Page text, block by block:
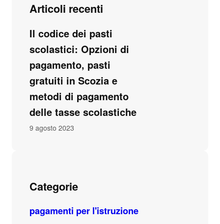
Articoli recenti
Il codice dei pasti
scolastici: Opzioni di
pagamento, pasti
gratuiti in Scozia e
metodi di pagamento
delle tasse scolastiche
9 agosto 2023
Categorie
pagamenti per l'istruzione